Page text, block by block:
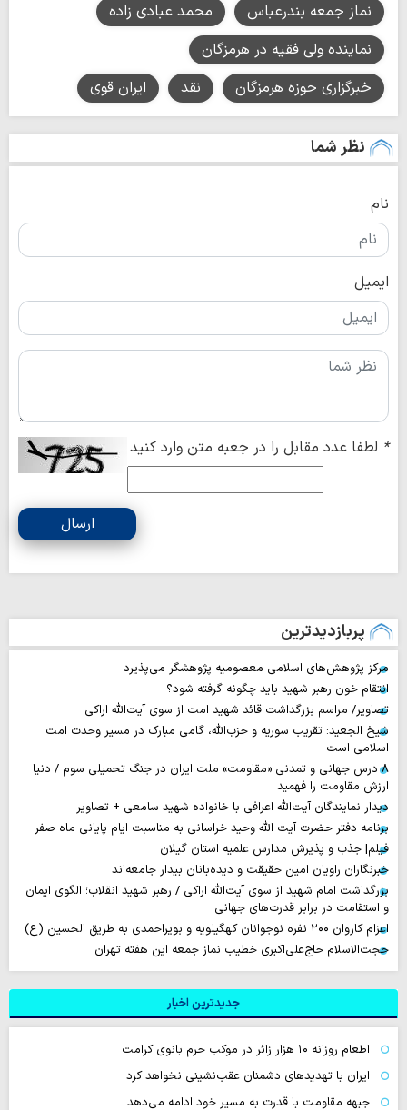
نماز جمعه بندرعباس
محمد عبادی زاده
نماینده ولی فقیه در هرمزگان
خبرگزاری حوزه هرمزگان
نقد ایران قوی
نظر شما
نام
ایمیل
* لطفا عدد مقابل را در جعبه متن وارد کنید
ارسال
پربازدیدترین
مرکز پژوهش‌های اسلامی معصومیه پژوهشگر می‌پذیرد
انتقام خون رهبر شهید باید چگونه گرفته شود؟
تصاویر/ مراسم بزرگداشت قائد شهید امت از سوی آیت‌الله اراکی
شیخ الجعید: تقریب سوریه و حزب‌الله، گامی مبارک در مسیر وحدت امت
اسلامی است
۸ درس جهانی و تمدنی «مقاومت» ملت ایران در جنگ تحمیلی سوم / دنیا
ارزش مقاومت را فهمید
دیدار نمایندگان آیت‌الله اعرافی با خانواده شهید سامعی + تصاویر
برنامه دفتر حضرت آیت الله وحید خراسانی به مناسبت ایام پایانی ماه صفر
فیلم| جذب و پذیرش مدارس علمیه استان گیلان
خبرنگاران راویان امین حقیقت و دیده‌بانان بیدار جامعه‌اند
بزرگداشت امام شهید از سوی آیت‌الله اراکی / رهبر شهید انقلاب؛ الگوی ایمان
و استقامت در برابر قدرت‌های جهانی
اعزام کاروان ۲۰۰ نفره نوجوانان کهگیلویه و بویراحمدی به طریق الحسین (ع)
حجت‌الاسلام حاج‌علی‌اکبری خطیب نماز جمعه این هفته تهران
جدیدترین اخبار
اطعام روزانه ۱۰ هزار زائر در موکب حرم بانوی کرامت
ایران با تهدیدهای دشمنان عقب‌نشینی نخواهد کرد
جبهه مقاومت با قدرت به مسیر خود ادامه می‌دهد